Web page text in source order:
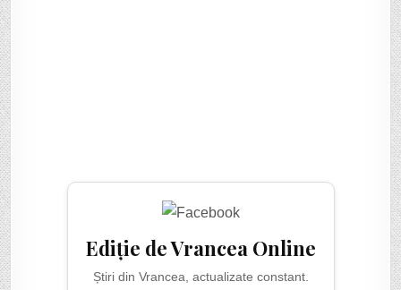
Ediție de Vrancea Online
Știri din Vrancea, actualizate constant.